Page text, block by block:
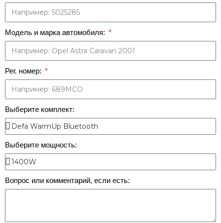
Модель и марка автомобиля:
Рег. номер:
Выберите комплект:
Выберите мощность:
Вопрос или комментарий, если есть: